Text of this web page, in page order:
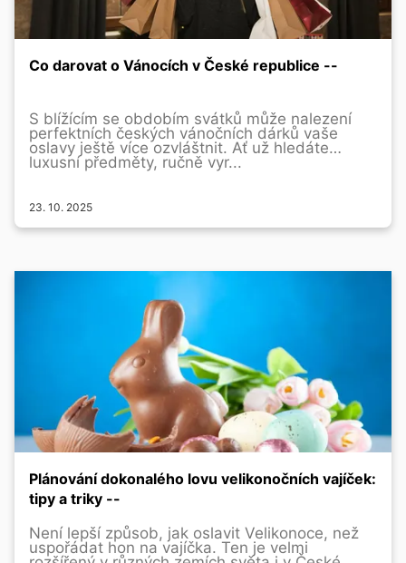
Co darovat o Vánocích v České republice --
S blížícím se obdobím svátků může nalezení
perfektních českých vánočních dárků vaše
oslavy ještě více ozvláštnit. Ať už hledáte
luxusní předměty, ručně vyr...
23. 10. 2025
Plánování dokonalého lovu velikonočních vajíček:
tipy a triky --
Není lepší způsob, jak oslavit Velikonoce, než
uspořádat hon na vajíčka. Ten je velmi